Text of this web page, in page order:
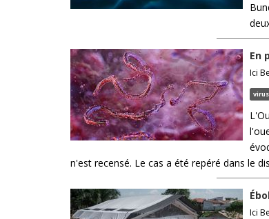
En
Ici
virus
n'est recensé. Le cas a été repéré dans le
Ici